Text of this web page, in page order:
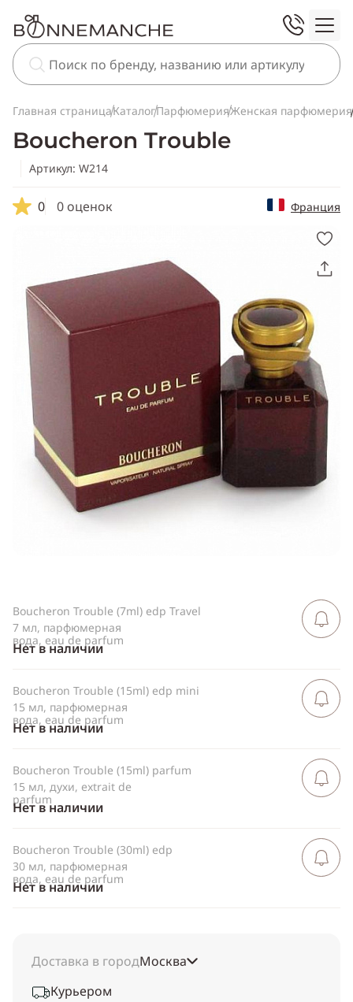
Главная страницаКаталогПарфюмерияЖенская парфюмерия
Boucheron Trouble
Артикул: W214
0 0 оценок Франция
Скопировать
ссылку
Telegram
WhatsApp
Одноклассники
Boucheron Trouble (7ml) edp Travel
7 мл, парфюмерная
вода, eau de parfum
Нет в наличии
Сообщить
Boucheron Trouble (15ml) edp mini
15 мл, парфюмерная
вода, eau de parfum
Нет в наличии
Сообщить
Boucheron Trouble (15ml) parfum
15 мл, духи, extrait de
parfum
Нет в наличии
Сообщить
Boucheron Trouble (30ml) edp
30 мл, парфюмерная
вода, eau de parfum
Нет в наличии
Сообщить
Доставка в городМосква
Курьером